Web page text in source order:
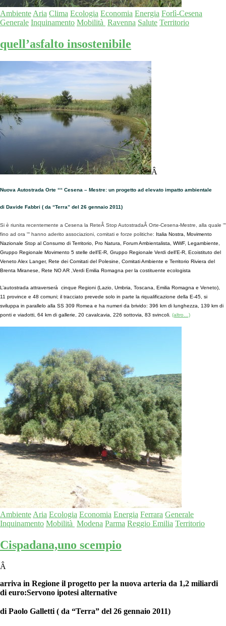
Ambiente Aria Clima Ecologia Economia Energia Forlì-Cesena
Generale Inquinamento Mobilità Ravenna Salute Territorio
quell’asfalto insostenibile
Â
Nuova Autostrada Orte ““ Cesena – Mestre: un progetto ad elevato impatto ambientale
di Davide Fabbri ( da “Terra” del 26 gennaio 2011)
Si è riunita recentemente a Cesena la ReteÂ Stop AutostradaÂ Orte-Cesena-Mestre, alla quale ““
fino ad ora ““ hanno aderito associazioni, comitati e forze politiche: Italia Nostra, Movimento
Nazionale Stop al Consumo di Territorio, Pro Natura, Forum Ambientalista, WWF, Legambiente,
Gruppo Regionale Movimento 5 stelle dell’E-R, Gruppo Regionale Verdi dell’E-R, Ecoistituto del
Veneto Alex Langer, Rete dei Comitati del Polesine, Comitati Ambiente e Territorio Riviera del
Brenta Miranese, Rete NO AR ,Verdi Emilia Romagna per la costituente ecologista
L’autostrada attraverserà cinque Regioni (Lazio, Umbria, Toscana, Emilia Romagna e Veneto),
11 province e 48 comuni; il tracciato prevede solo in parte la riqualificazione della E-45, si
sviluppa in parallelo alla SS 309 Romea e ha numeri da brivido: 396 km di lunghezza, 139 km di
ponti e viadotti, 64 km di gallerie, 20 cavalcavia, 226 sottovia, 83 svincoli. (altro…)
Ambiente Aria Ecologia Economia Energia Ferrara Generale
Inquinamento Mobilità Modena Parma Reggio Emilia Territorio
Cispadana,uno scempio
Â
arriva in Regione il progetto per la nuova arteria da 1,2 miliardi
di euro:Servono ipotesi alternative
di Paolo Galletti ( da “Terra” del 26 gennaio 2011)